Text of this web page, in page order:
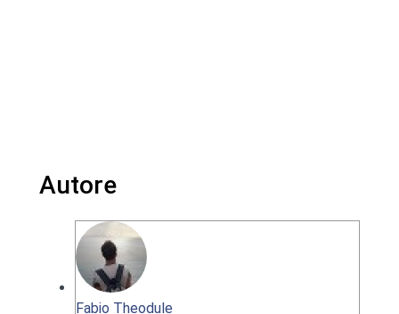
Autore
Fabio Theodule